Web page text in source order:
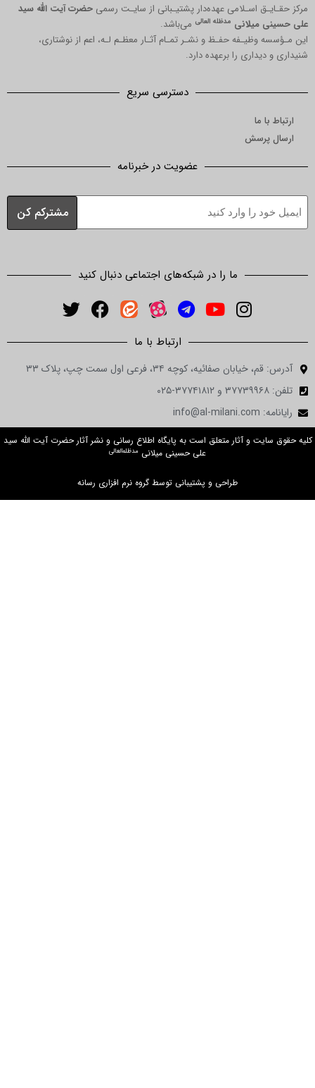
مرکز حقـایـق اسـلامی عهده‌دار پشتیـبانی از سایـت رسمی حضرت آیت الله سید
علی حسینی میلانی مدظله العالی می‌باشد.
این مـؤسسه وظیـفه حفـظ و نشـر تمـام آثـار معظـم لـه، اعم از نوشتاری،
شنیداری و دیداری را برعهده دارد.
دسترسی سریع
ارتباط با ما
ارسال پرسش
عضویت در خبرنامه
ما را در شبکه‌های اجتماعی دنبال کنید
ارتباط با ما
آدرس: قم، خیابان صفائیه، کوچه ۳۴، فرعی اول سمت چپ، پلاک ۳۳
تلفن: ۳۷۷۳۹۹۶۸ و ۳۷۷۴۱۸۱۲-۰۲۵
رایانامه: info@al-milani.com
کلیه حقوق سایت و آثار متعلق است به پایگاه اطلاع رسانی و نشر آثار حضرت آیت الله سید
علی حسینی میلانی مدظله‌العالی
طراحی و پشتیبانی توسط گروه نرم افزاری رسانه